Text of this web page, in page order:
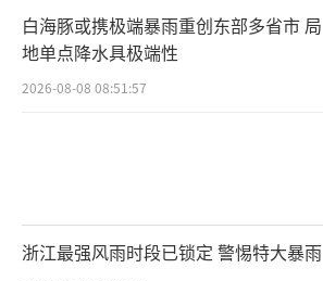
白海豚或携极端暴雨重创东部多省市 局
地单点降水具极端性
2026-08-08 08:51:57
浙江最强风雨时段已锁定 警惕特大暴雨